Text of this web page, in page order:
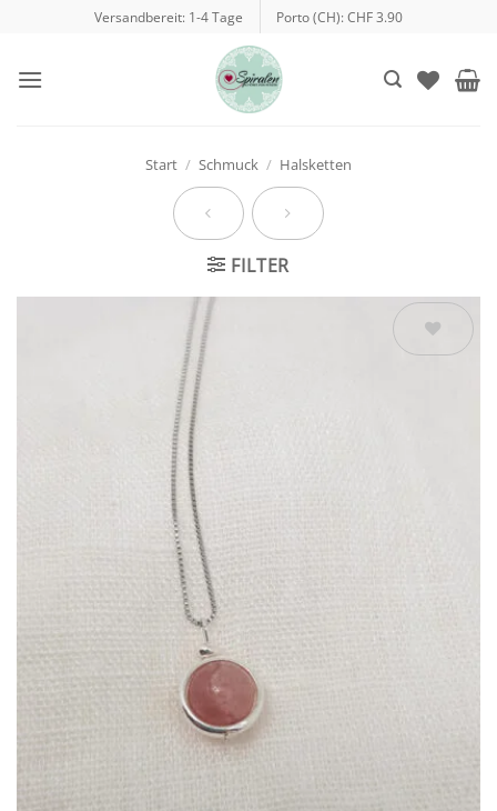
springen
Versandbereit: 1-4 Tage Porto (CH): CHF 3.90
Start / Schmuck / Halsketten
FILTER